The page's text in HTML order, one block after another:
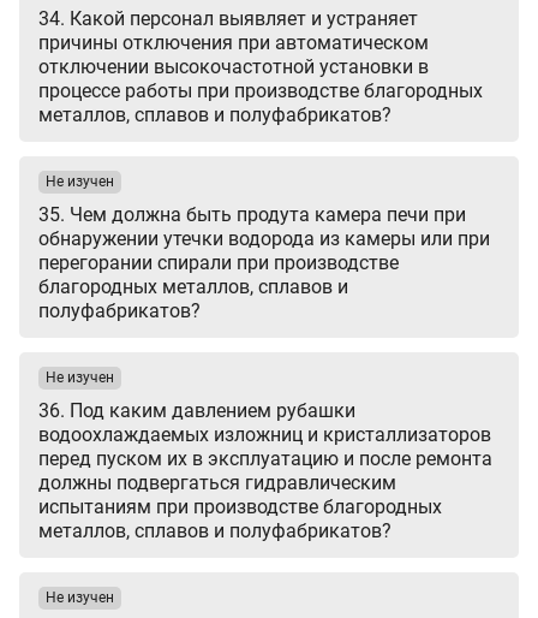
34. Какой персонал выявляет и устраняет
причины отключения при автоматическом
отключении высокочастотной установки в
процессе работы при производстве благородных
металлов, сплавов и полуфабрикатов?
35. Чем должна быть продута камера печи при
обнаружении утечки водорода из камеры или при
перегорании спирали при производстве
благородных металлов, сплавов и
полуфабрикатов?
Не изучен
36. Под каким давлением рубашки
водоохлаждаемых изложниц и кристаллизаторов
перед пуском их в эксплуатацию и после ремонта
должны подвергаться гидравлическим
испытаниям при производстве благородных
металлов, сплавов и полуфабрикатов?
Не изучен
Не изучен